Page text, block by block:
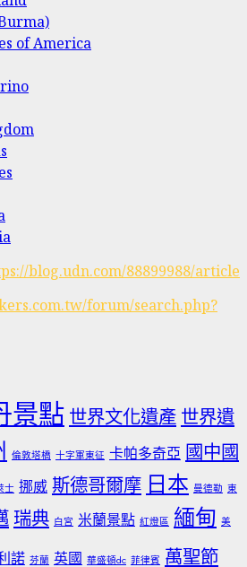
of America
blog.udn.com/88899988/article
forum/search.php?
景點 世界文化遺產 世界遺
倫敦塔橋 十字軍東征 卡帕多奇亞 國中國
士 挪威 斯德哥爾摩 日本 曼德勒 東
瑞典 白宮 米蘭景點 紅燈區 緬甸 美
諾 芬蘭 英國 華盛頓dc 菲律賓 萬聖節